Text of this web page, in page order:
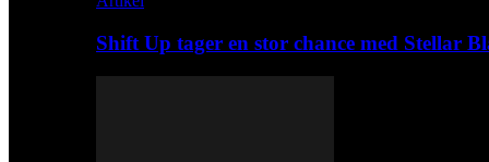
Shift Up tager en stor chance med Stellar